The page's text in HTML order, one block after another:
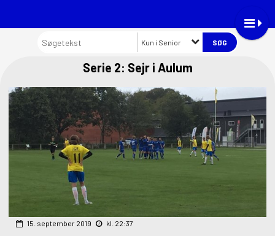
Kun i Senior
Serie 2: Sejr i Aulum
15. september 2019 kl. 22:37